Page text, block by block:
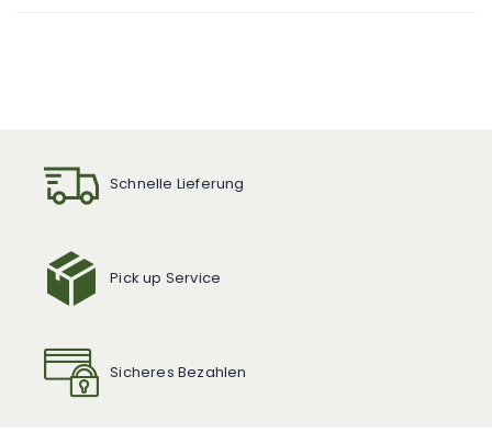
Schnelle Lieferung
Pick up Service
Sicheres Bezahlen